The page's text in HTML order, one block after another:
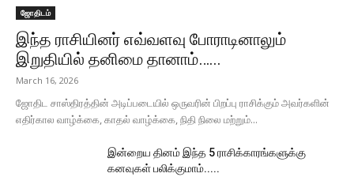
ஜோதிடம்
இந்த ராசியினர் எவ்வளவு போராடினாலும்
இறுதியில் தனிமை தானாம்…...
March 16, 2026
ஜோதிட சாஸ்திரத்தின் அடிப்படையில் ஒருவரின் பிறப்பு ராசிக்கும் அவர்களின்
எதிர்கால வாழ்க்கை, காதல் வாழ்க்கை, நிதி நிலை மற்றும்...
இன்றைய தினம் இந்த 5 ராசிக்காரங்களுக்கு
கனவுகள் பலிக்குமாம்.....